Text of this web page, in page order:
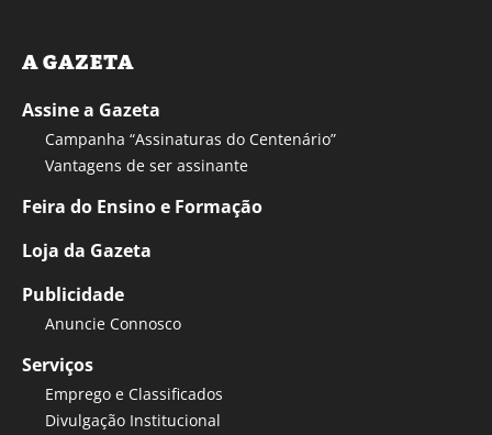
A GAZETA
Assine a Gazeta
Campanha “Assinaturas do Centenário”
Vantagens de ser assinante
Feira do Ensino e Formação
Loja da Gazeta
Publicidade
Anuncie Connosco
Serviços
Emprego e Classificados
Divulgação Institucional